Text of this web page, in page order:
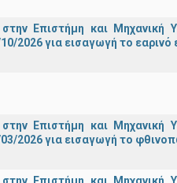
Επιστήμη και Μηχανική
2026 για εισαγωγή το εαρινό
Επιστήμη και Μηχανική
2026 για εισαγωγή το